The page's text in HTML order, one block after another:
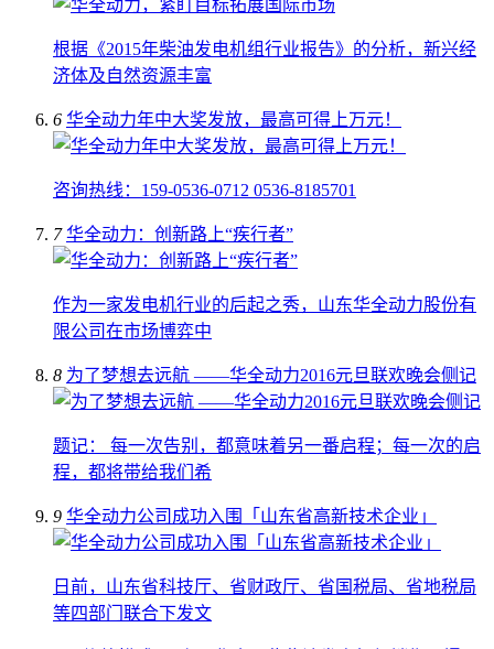
根据《2015年柴油发电机组行业报告》的分析，新兴经
济体及自然资源丰富
6 华全动力年中大奖发放，最高可得上万元！
咨询热线：159-0536-0712 0536-8185701
7 华全动力：创新路上“疾行者”
作为一家发电机行业的后起之秀，山东华全动力股份有
限公司在市场博弈中
8 为了梦想去远航 ——华全动力2016元旦联欢晚会侧记
题记： 每一次告别，都意味着另一番启程；每一次的启
程，都将带给我们希
9 华全动力公司成功入围「山东省高新技术企业」
日前，山东省科技厅、省财政厅、省国税局、省地税局
等四部门联合下发文